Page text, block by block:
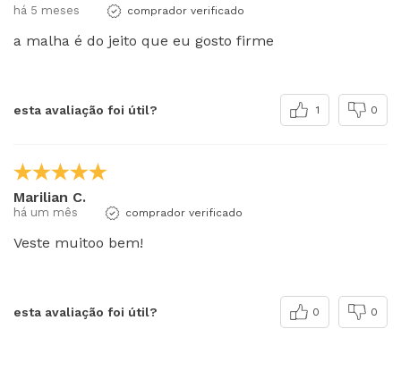
há 5 meses comprador verificado
a malha é do jeito que eu gosto firme
esta avaliação foi útil? 1 0
Marilian C.
há um mês comprador verificado
Veste muitoo bem!
esta avaliação foi útil? 0 0